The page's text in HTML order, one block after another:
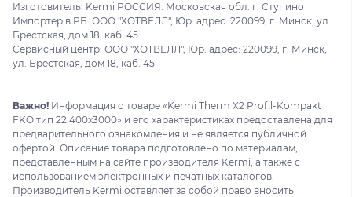
Изготовитель: Kermi РОССИЯ. Московская обл. г. Ступино
Импортер в РБ: ООО "ХОТВЕЛЛ", Юр. адрес: 220099, г. Минск, ул.
Брестская, дом 18, каб. 45
Сервисный центр: ООО "ХОТВЕЛЛ", Юр. адрес: 220099, г. Минск,
ул. Брестская, дом 18, каб. 45
Важно! Информация о товаре «Kermi Therm X2 Profil-Kompakt
FKO тип 22 400x3000» и его характеристиках предоставлена для
предварительного ознакомления и не является публичной
офертой. Описание товара подготовлено по материалам,
представленным на сайте производителя Kermi, а также с
использованием электронных и печатных каталогов.
Производитель Kermi оставляет за собой право вносить